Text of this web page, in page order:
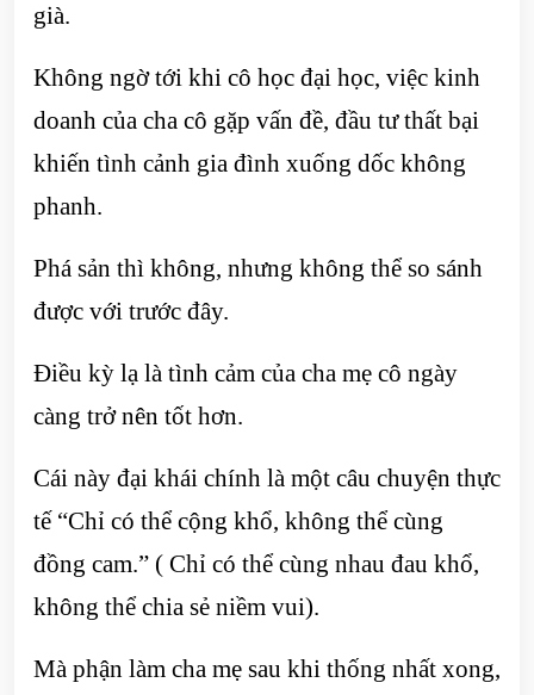
già.
Không ngờ tới khi cô học đại học, việc kinh
doanh của cha cô gặp vấn đề, đầu tư thất bại
khiến tình cảnh gia đình xuống dốc không
phanh.
Phá sản thì không, nhưng không thể so sánh
được với trước đây.
Điều kỳ lạ là tình cảm của cha mẹ cô ngày
càng trở nên tốt hơn.
Cái này đại khái chính là một câu chuyện thực
tế “Chỉ có thể cộng khổ, không thể cùng
đồng cam.” ( Chỉ có thể cùng nhau đau khổ,
không thể chia sẻ niềm vui).
Mà phận làm cha mẹ sau khi thống nhất xong,